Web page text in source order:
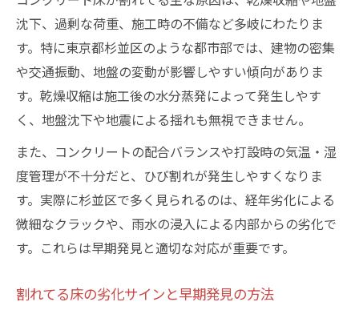
説
安心補修のための材料選びと使い方のコツ
コンクリート割れてる現場でよくある失敗
例
割れてる部分ごとの最適な補修方法とは
安全確保に役立つコンクリート床修復法
コンクリート割れてる時に重視すべき安全
対策
割れてる床の補強方法とその効果を紹介
修復作業の安全性を高める正しい手順
コンクリート割れてる現場で使える便利な
沈下、過剰な荷重、施工時の不備など多岐にわたりま
す。特に東京都杉並区のような都市部では、建物の密集
や交通振動、地盤の変動が影響しやすい傾向がありま
す。乾燥収縮は施工後の水分蒸発によって発生しやす
く、地盤沈下や地震による揺れも無視できません。
また、コンクリートの配合バランスや打設時の気温・湿
度管理が不十分だと、ひび割れが発生しやすくなりま
す。実際に杉並区で多く見られるのは、経年劣化による
微細なクラックや、雨水の浸入による内部からの劣化で
す。これらは早期発見と適切な対応が重要です。
割れてる床の劣化サインと早期発見の方法